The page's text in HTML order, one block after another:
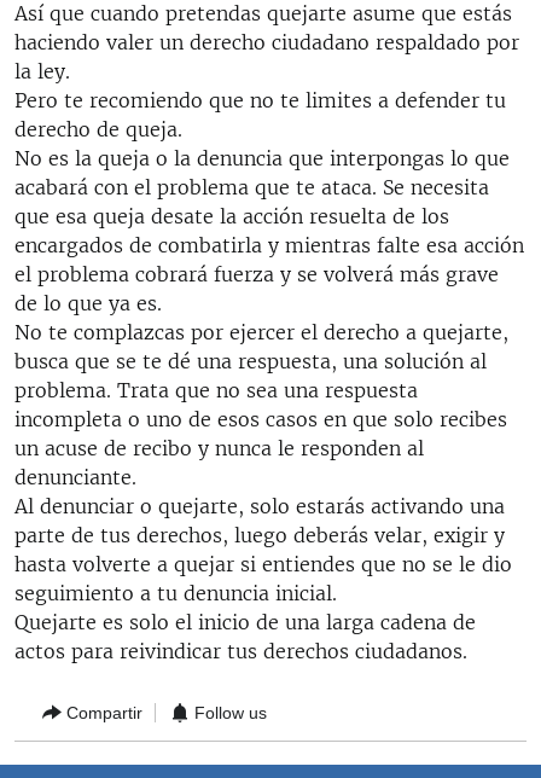
DESINFORMACIÓN RUSA EN AMÉRICA LATINA
LA INVASIÓN DE RUSIA A UCRANIA
Así que cuando pretendas quejarte asume que estás
haciendo valer un derecho ciudadano respaldado por
la ley.
Pero te recomiendo que no te limites a defender tu
derecho de queja.
No es la queja o la denuncia que interpongas lo que
acabará con el problema que te ataca. Se necesita
que esa queja desate la acción resuelta de los
encargados de combatirla y mientras falte esa acción
el problema cobrará fuerza y se volverá más grave
de lo que ya es.
No te complazcas por ejercer el derecho a quejarte,
busca que se te dé una respuesta, una solución al
problema. Trata que no sea una respuesta
incompleta o uno de esos casos en que solo recibes
un acuse de recibo y nunca le responden al
denunciante.
Al denunciar o quejarte, solo estarás activando una
parte de tus derechos, luego deberás velar, exigir y
hasta volverte a quejar si entiendes que no se le dio
seguimiento a tu denuncia inicial.
Quejarte es solo el inicio de una larga cadena de
actos para reivindicar tus derechos ciudadanos.
Compartir Follow us